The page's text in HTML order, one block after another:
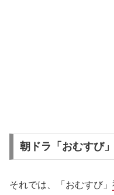
朝ドラ「おむすび
それでは、「おむすび」